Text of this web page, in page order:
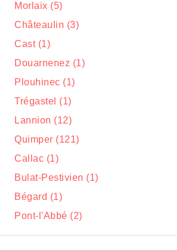
Morlaix (5)
Châteaulin (3)
Cast (1)
Douarnenez (1)
Plouhinec (1)
Trégastel (1)
Lannion (12)
Quimper (121)
Callac (1)
Bulat-Pestivien (1)
Bégard (1)
Pont-l'Abbé (2)